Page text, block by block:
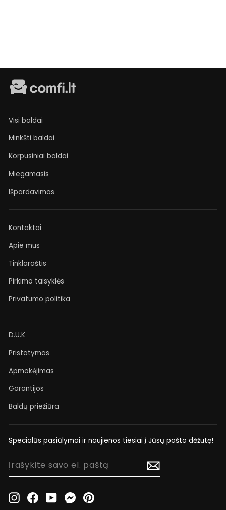
Visi baldai
Minkšti baldai
Korpusiniai baldai
Miegamasis
Išpardavimas
Kontaktai
Apie mus
Tinklaraštis
Pirkimo taisyklės
Privatumo politika
D.U.K
Pristatymas
Apmokėjimas
Garantijos
Baldų priežiūra
Specialūs pasiūlymai ir naujienos tiesiai į Jūsų pašto dėžutę!
ĮRAŠYKITE
PAŠTĄInstagramFacebookYouTubeMessenger